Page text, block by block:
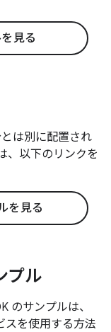
見る
は別に配置され
、以下のリンクを
を見る
プル
のサンプルは、
スを使用する方法